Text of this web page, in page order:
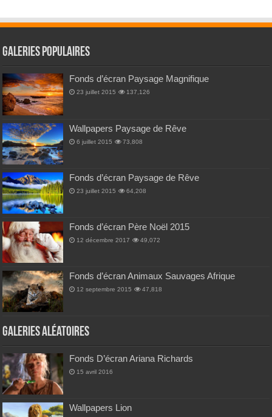
Galeries Populaires
Fonds d’écran Paysage Magnifique
23 juillet 2015 137,126
Wallpapers Paysage de Rêve
6 juillet 2015 73,808
Fonds d’écran Paysage de Rêve
23 juillet 2015 64,208
Fonds d’écran Père Noël 2015
12 décembre 2017 49,072
Fonds d’écran Animaux Sauvages Afrique
12 septembre 2015 47,818
Galeries Aléatoires
Fonds D’écran Ariana Richards
15 avril 2016
Wallpapers Lion